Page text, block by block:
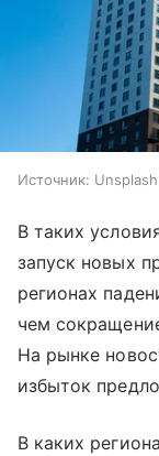
Источник:
В таких
запуск новых
регионах
чем
На рынке
избыток
В каких